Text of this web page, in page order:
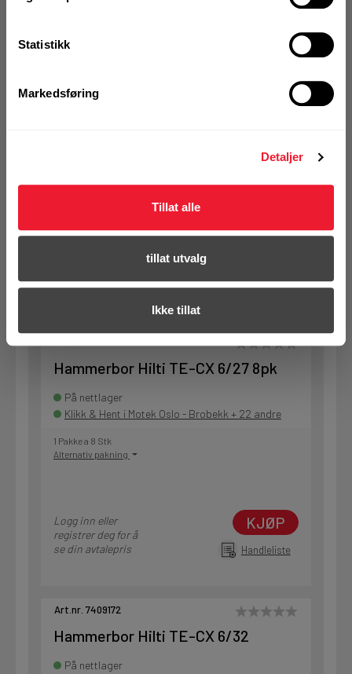
Statistikk
Markedsføring
Detaljer
Tillat alle
tillat utvalg
Ikke tillat
Hammerbor Hilti TE-CX 6/22 16pk
Alternativ pakning
se din avtalepris
Handleliste
Hammerbor Hilti TE-CX 6/27 8pk
På nettlager
Klikk & Hent i Motek Oslo - Brobekk + 22 andre
1 Pakke a 8 Stk
Alternativ pakning
Logg inn eller
registrer deg for å
se din avtalepris
KJØP
Handleliste
Art.nr. 7409172
Hammerbor Hilti TE-CX 6/32
På nettlager